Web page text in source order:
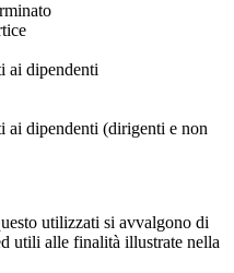
ai dipendenti
ai dipendenti (dirigenti e non
utilizzati si avvalgono di
utili alle finalità illustrate nella